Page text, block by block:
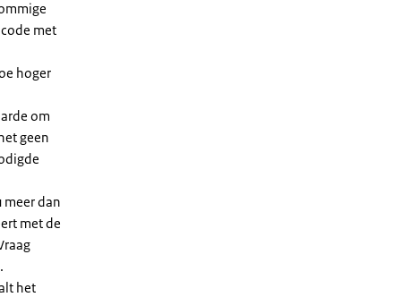
met
hoger
om
geen
meer dan
met de
het